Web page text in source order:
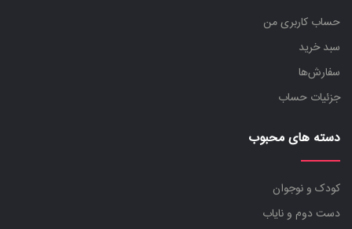
حساب کاربری من
سبد خرید
سفارش‌ها
جزئیات حساب
دسته های محبوب
کودک و نوجوان
دست دوم و نایاب